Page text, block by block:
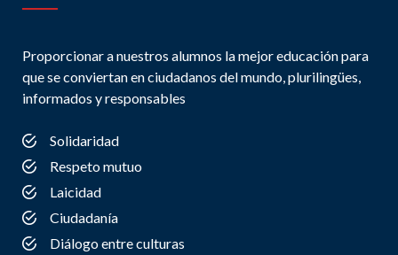
Proporcionar a nuestros alumnos la mejor educación para
que se conviertan en ciudadanos del mundo, plurilingües,
informados y responsables
Solidaridad
Respeto mutuo
Laicidad
Ciudadanía
Diálogo entre culturas